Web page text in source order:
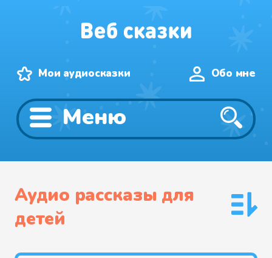
Мои аудиосказки Обо мне
Меню
Аудио рассказы для
детей